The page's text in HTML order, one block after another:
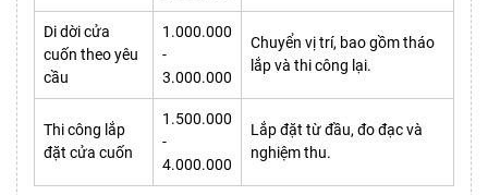
Di dời cửa
cuốn theo yêu
cầu
1.000.000
-
3.000.000
Chuyển vị trí, bao gồm tháo
lắp và thi công lại.
Thi công lắp
đặt cửa cuốn
1.500.000
-
4.000.000
Lắp đặt từ đầu, đo đạc và
nghiệm thu.